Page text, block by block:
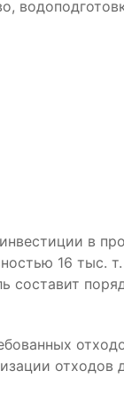
в
16
отходов